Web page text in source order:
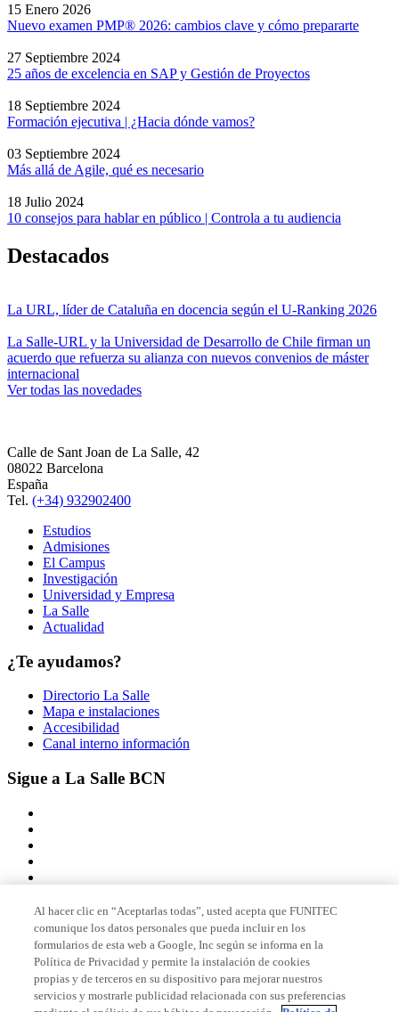
15 Enero 2026
Nuevo examen PMP® 2026: cambios clave y cómo prepararte
27 Septiembre 2024
25 años de excelencia en SAP y Gestión de Proyectos
18 Septiembre 2024
Formación ejecutiva | ¿Hacia dónde vamos?
03 Septiembre 2024
Más allá de Agile, qué es necesario
18 Julio 2024
10 consejos para hablar en público | Controla a tu audiencia
Destacados
La URL, líder de Cataluña en docencia según el U-Ranking 2026
La Salle-URL y la Universidad de Desarrollo de Chile firman un
acuerdo que refuerza su alianza con nuevos convenios de máster
internacional
Ver todas las novedades
Calle de Sant Joan de La Salle, 42
08022 Barcelona
España
Tel. (+34) 932902400
Estudios
Admisiones
El Campus
Investigación
Universidad y Empresa
La Salle
Actualidad
¿Te ayudamos?
Directorio La Salle
Mapa e instalaciones
Accesibilidad
Canal interno información
Sigue a La Salle BCN
Miembro de
Acreditaciones
Al hacer clic en “Aceptarlas todas”, usted acepta que FUNITEC
comunique los datos personales que pueda incluir en los
formularios de esta web a Google, Inc según se informa en la
Política de Privacidad y permite la instalación de cookies
propias y de terceros en su dispositivo para mejorar nuestros
servicios y mostrarle publicidad relacionada con sus preferencias